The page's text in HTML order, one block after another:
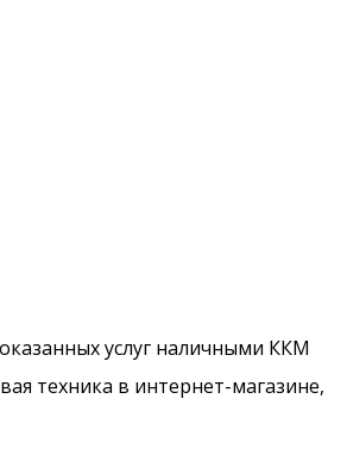
услуг наличными ККМ
техника в интернет-магазине,